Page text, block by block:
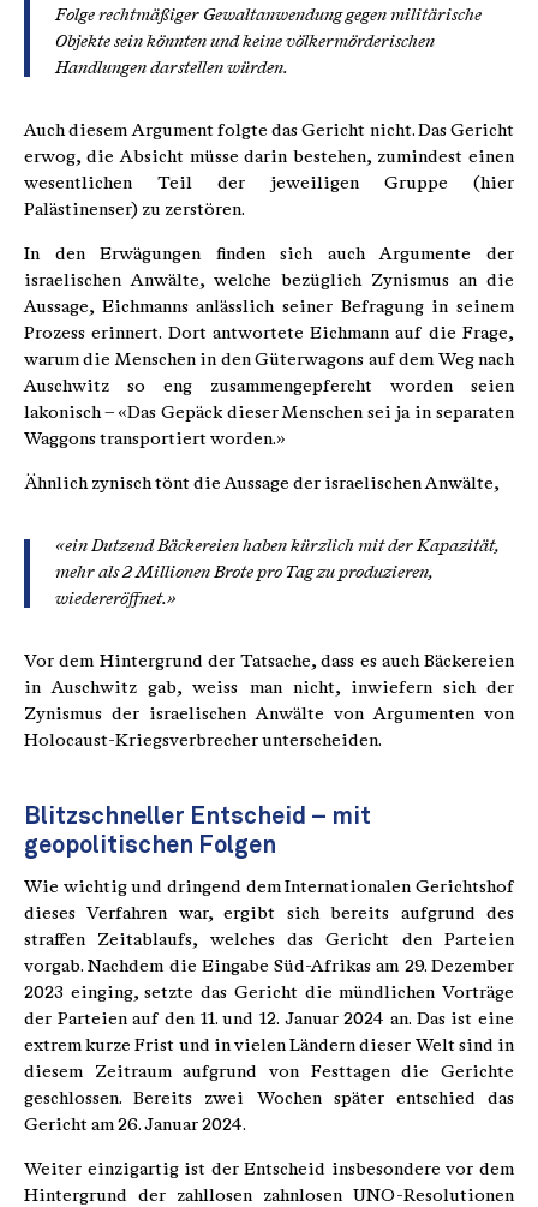
Folge rechtmäßiger Gewaltanwendung gegen militärische
Objekte sein könnten und keine völkermörderischen
Handlungen darstellen würden.
Auch diesem Argument folgte das Gericht nicht. Das Gericht
erwog, die Absicht müsse darin bestehen, zumindest einen
wesentlichen Teil der jeweiligen Gruppe (hier
Palästinenser) zu zerstören.
In den Erwägungen finden sich auch Argumente der
israelischen Anwälte, welche bezüglich Zynismus an die
Aussage, Eichmanns anlässlich seiner Befragung in seinem
Prozess erinnert. Dort antwortete Eichmann auf die Frage,
warum die Menschen in den Güterwagons auf dem Weg nach
Auschwitz so eng zusammengepfercht worden seien
lakonisch – «Das Gepäck dieser Menschen sei ja in separaten
Waggons transportiert worden.»
Ähnlich zynisch tönt die Aussage der israelischen Anwälte,
«ein Dutzend Bäckereien haben kürzlich mit der Kapazität,
mehr als 2 Millionen Brote pro Tag zu produzieren,
wiedereröffnet.»
Vor dem Hintergrund der Tatsache, dass es auch Bäckereien
in Auschwitz gab, weiss man nicht, inwiefern sich der
Zynismus der israelischen Anwälte von Argumenten von
Holocaust-Kriegsverbrecher unterscheiden.
Blitzschneller Entscheid – mit
geopolitischen Folgen
Wie wichtig und dringend dem Internationalen Gerichtshof
dieses Verfahren war, ergibt sich bereits aufgrund des
straffen Zeitablaufs, welches das Gericht den Parteien
vorgab. Nachdem die Eingabe Süd-Afrikas am 29. Dezember
2023 einging, setzte das Gericht die mündlichen Vorträge
der Parteien auf den 11. und 12. Januar 2024 an. Das ist eine
extrem kurze Frist und in vielen Ländern dieser Welt sind in
diesem Zeitraum aufgrund von Festtagen die Gerichte
geschlossen. Bereits zwei Wochen später entschied das
Gericht am 26. Januar 2024.
Weiter einzigartig ist der Entscheid insbesondere vor dem
Hintergrund der zahllosen zahnlosen UNO-Resolutionen